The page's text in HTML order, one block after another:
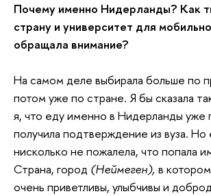
Почему именно Нидерланды? Как
страну и университет для
обращала внимание?
На самом деле выбирала больше по
потом уже по стране. Я бы сказала
я, что еду именно в Нидерланды уже
получила подтверждение из вуза. Но
нисколько не пожалела, что попала
Страна, город (Неймеген), в
очень приветливы, улыбчивы и